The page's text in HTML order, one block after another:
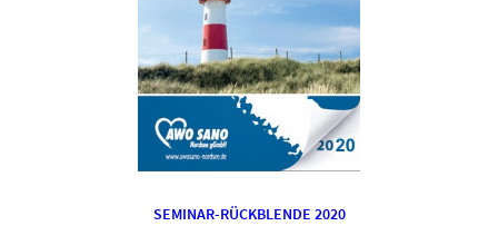
SEMINAR-RÜCKBLENDE 2020